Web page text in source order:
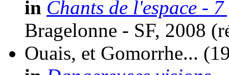
in Chants de l'espace -
Bragelonne - SF, 2008 (
Ouais, et Gomorrhe...